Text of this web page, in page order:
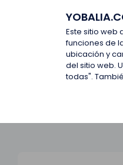
Este sitio web
funciones de
ubicación y
del sitio web.
todas".
Últimas ofertas